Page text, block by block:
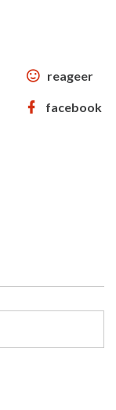
reageer
facebook